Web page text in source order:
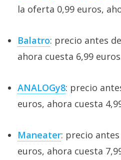
la oferta 0,99 euros,
Balatro: precio antes
ahora cuesta 6,99
ANALOGy8: precio
euros, ahora cuesta
Maneater: precio
euros, ahora cuesta